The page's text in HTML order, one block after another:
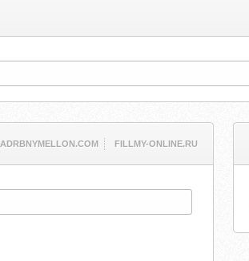
ADRBNYMELLON.COM FILLMY-ONLINE.RU